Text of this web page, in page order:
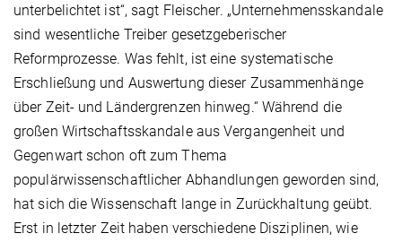
unterbelichtet ist“, sagt Fleischer. „Unternehmensskandale
sind wesentliche Treiber gesetzgeberischer
Reformprozesse. Was fehlt, ist eine systematische
Erschließung und Auswertung dieser Zusammenhänge
über Zeit- und Ländergrenzen hinweg.“ Während die
großen Wirtschaftsskandale aus Vergangenheit und
Gegenwart schon oft zum Thema
populärwissenschaftlicher Abhandlungen geworden sind,
hat sich die Wissenschaft lange in Zurückhaltung geübt.
Erst in letzter Zeit haben verschiedene Disziplinen, wie